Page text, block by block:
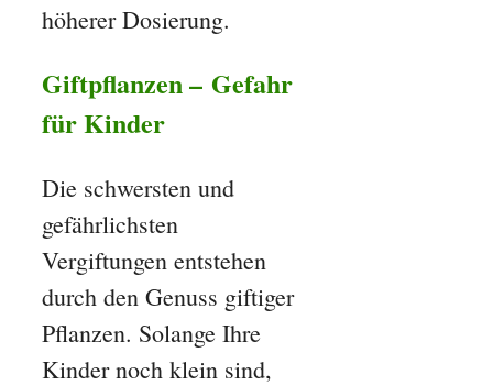
höherer Dosierung.
Giftpflanzen – Gefahr
für Kinder
Die schwersten und
gefährlichsten
Vergiftungen entstehen
durch den Genuss giftiger
Pflanzen. Solange Ihre
Kinder noch klein sind,